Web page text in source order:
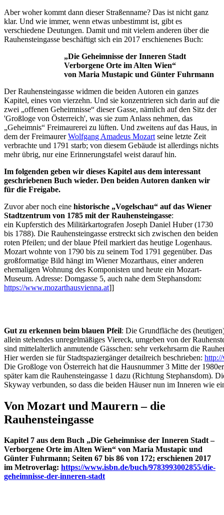
Aber woher kommt dann dieser Straßenname? Das ist nicht ganz
klar. Und wie immer, wenn etwas unbestimmt ist, gibt es
verschiedene Deutungen. Damit und mit vielem anderen über die
Rauhensteingasse beschäftigt sich ein 2017 erschienenes Buch:
„Die Geheimnisse der Inneren Stadt
Verborgene Orte im Alten Wien“
von Maria Mustapic und Günter Fuhrmann
Der Rauhensteingasse widmen die beiden Autoren ein ganzes
Kapitel, eines von vierzehn. Und sie konzentrieren sich darin auf die
zwei „offenen Geheimnisse“ dieser Gasse, nämlich auf den Sitz der
'Großloge von Österreich', was sie zum Anlass nehmen, das
„Geheimnis“ Freimaurerei zu lüften. Und zweitens auf das Haus, in
dem der FreimaurerWolfgang Amadeus Mozart seine letzte Zeit
verbrachte und 1791 starb; von diesem Gebäude ist allerdings nichts
mehr übrig, nur eine Erinnerungstafel weist darauf hin.
Im folgenden geben wir dieses Kapitel aus dem interessant
geschriebenen Buch wieder. Den beiden Autoren danken wir
für die Freigabe.
Zuvor aber noch eine historische „Vogelschau“ auf das Wiener
Stadtzentrum von 1785 mit der Rauhensteingasse:
ein Kupferstich des Militärkartografen Joseph Daniel Huber (1730
bis 1788). Die Rauhensteingasse erstreckt sich zwischen den beiden
roten Pfeilen; und der blaue Pfeil markiert das heutige Logenhaus.
Mozart wohnte von 1790 bis zu seinem Tod 1791 gegenüber. Das
großformatige Bild hängt im Wiener Mozarthaus, einer anderen
ehemaligen Wohnung des Komponisten und heute ein Mozart-
Museum. Adresse: Domgasse 5, auch nahe dem Stephansdom:
https://www.mozarthausvienna.at]]
Gut zu erkennen beim blauen Pfeil: Die Grundfläche des
allein stehendes unregelmäßiges Viereck, umgeben von der
sind mittelalterlich anmutende Gässchen: sehr verkehrsarm die
Hier werden sie für Stadtspaziergänger detailreich beschrieben: http://
Die Großloge von Österreich hat die Hausnummer 3 Mitte der
später kam die Rauhensteingasse 1 dazu (Richtung Stephansdom).
Skyway verbunden, so dass die beiden Häuser nun im Inneren wie
Von Mozart und Maurern – die
Rauhensteingasse
Kapitel 7 aus dem Buch „Die Geheimnisse der Inneren Stadt –
Verborgene Orte im Alten Wien“ von Maria Mustapic und
Günter Fuhrmann; Seiten 67 bis 86 von 172; erschienen 2017
im Metroverlag: https://www.isbn.de/buch/9783993002855/die-
geheimnisse-der-inneren-stadt